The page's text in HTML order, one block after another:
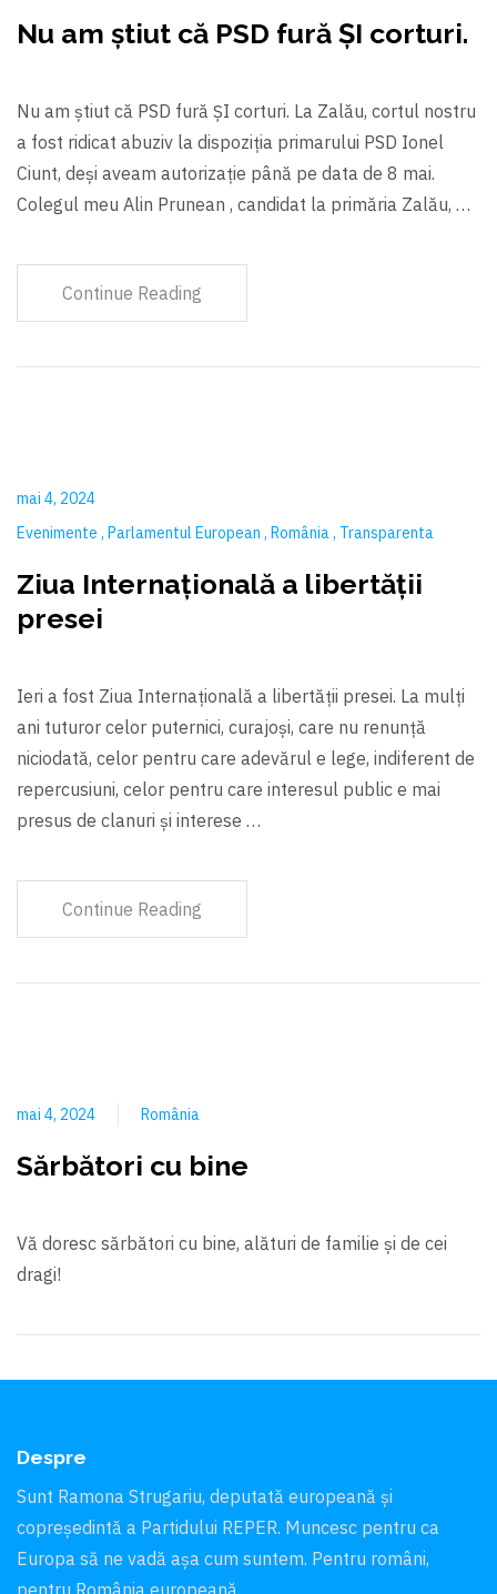
Nu am ştiut că PSD fură ŞI corturi.
Nu am ştiut că PSD fură ŞI corturi. La Zalău, cortul nostru
a fost ridicat abuziv la dispoziția primarului PSD Ionel
Ciunt, deşi aveam autorizație până pe data de 8 mai.
Colegul meu Alin Prunean , candidat la primăria Zalău, …
Continue Reading
mai 4, 2024
Evenimente Parlamentul European România Transparenta
Ziua Internațională a libertății
presei
Ieri a fost Ziua Internațională a libertății presei. La mulți
ani tuturor celor puternici, curajoşi, care nu renunță
niciodată, celor pentru care adevărul e lege, indiferent de
repercusiuni, celor pentru care interesul public e mai
presus de clanuri şi interese …
Continue Reading
mai 4, 2024 România
Sărbători cu bine
Vă doresc sărbători cu bine, alături de familie și de cei
dragi!
Despre
Sunt Ramona Strugariu, deputată europeană și
copreședintă a Partidului REPER. Muncesc pentru ca
Europa să ne vadă aşa cum suntem. Pentru români,
pentru România europeană.